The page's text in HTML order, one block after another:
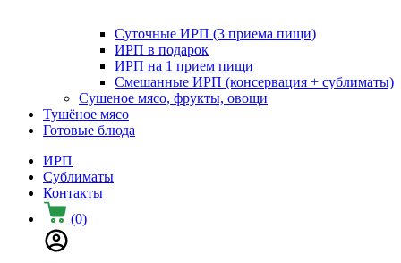
Суточные ИРП (3 приема пищи)
ИРП в подарок
ИРП на 1 прием пищи
Смешанные ИРП (консервация + сублиматы)
Сушеное мясо, фрукты, овощи
Тушёное мясо
Готовые блюда
ИРП
Сублиматы
Контакты
(0)